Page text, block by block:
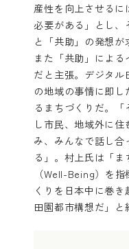
産性を向上させるに
必要がある」とし
と「共助」の発想が
また「共助」によ
だと主張。デジタ
の地域の事情に即
るまちづくりだ。
し市民、地域外に
み、みんなで話し
る」。村上氏は「
（Well-Being）を
くりを日本中に巻
田園都市構想だ」と